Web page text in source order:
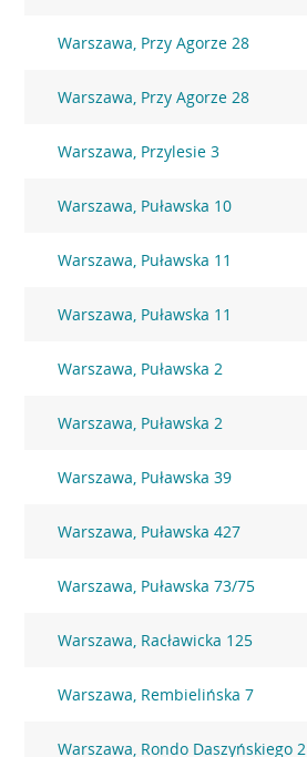
Warszawa, Przy Agorze 28
Warszawa, Przy Agorze 28
Warszawa, Przylesie 3
Warszawa, Puławska 10
Warszawa, Puławska 11
Warszawa, Puławska 11
Warszawa, Puławska 2
Warszawa, Puławska 2
Warszawa, Puławska 39
Warszawa, Puławska 427
Warszawa, Puławska 73/75
Warszawa, Racławicka 125
Warszawa, Rembielińska 7
Warszawa, Rondo Daszyńskiego 2